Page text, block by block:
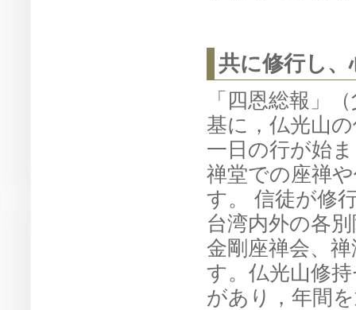
共に修行し
「四恩総報」
基に，仏光山
一日の行が始
禅堂での座禅
す。 信徒が修
台湾内外の各
金剛座禅会、
す。仏光山修
があり，年間